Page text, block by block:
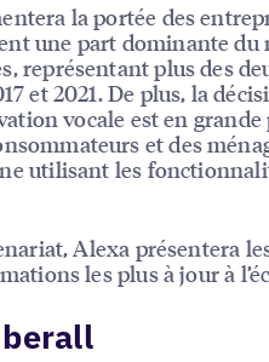
la portée des
une part dominante du
représentant plus des
et 2021. De plus, la
vocale est en
et des
utilisant les
Alexa présentera
les plus à jour à